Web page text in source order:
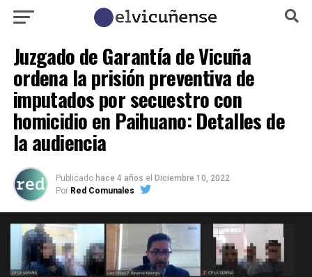
Juzgado de Garantía de Vicuña
ordena la prisión preventiva de
imputados por secuestro con
homicidio en Paihuano: Detalles de
la audiencia
Publicado hace 4 años el Diciembre 10, 2022
Por Red Comunales